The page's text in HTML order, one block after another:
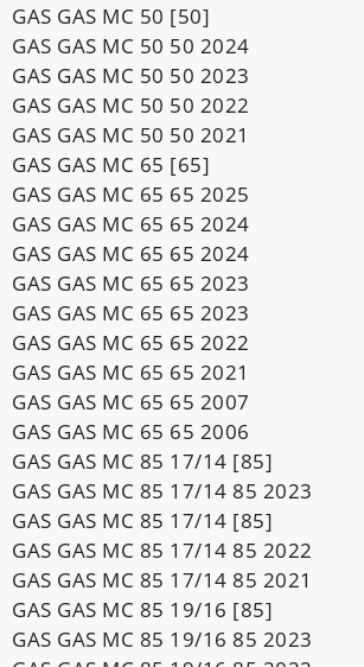
GAS GAS MC 50 [50]
GAS GAS MC 50 50 2024
GAS GAS MC 50 50 2023
GAS GAS MC 50 50 2022
GAS GAS MC 50 50 2021
GAS GAS MC 65 [65]
GAS GAS MC 65 65 2025
GAS GAS MC 65 65 2024
GAS GAS MC 65 65 2024
GAS GAS MC 65 65 2023
GAS GAS MC 65 65 2023
GAS GAS MC 65 65 2022
GAS GAS MC 65 65 2021
GAS GAS MC 65 65 2007
GAS GAS MC 65 65 2006
GAS GAS MC 85 17/14 [85]
GAS GAS MC 85 17/14 85 2023
GAS GAS MC 85 17/14 [85]
GAS GAS MC 85 17/14 85 2022
GAS GAS MC 85 17/14 85 2021
GAS GAS MC 85 19/16 [85]
GAS GAS MC 85 19/16 85 2023